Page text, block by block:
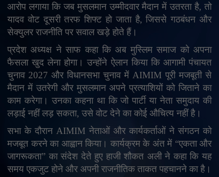
आरोप लगाया कि जब मुसलमान उम्मीदवार मैदान में उतरता है,तो
यादव वोट दूसरी तरफ शिफ्ट हो जाता है,जिससे गठबंधन और
सेक्युलर राजनीति पर सवाल खड़े होते हैं।
प्रदेश अध्यक्ष ने साफ कहा कि अब मुस्लिम समाज को अपना
फैसला खुद लेना होगा। उन्होंने ऐलान किया कि आगामी पंचायत
चुनाव 2027 और विधानसभा चुनाव में AIMIM पूरी मजबूती से
मैदान में उतरेगी और मुसलमान अपने प्रत्याशियों को जिताने का
काम करेगा। उनका कहना था कि जो पार्टी या नेता समुदाय की
लड़ाई नहीं लड़ सकता, उसे वोट देने का कोई औचित्य नहीं है।
सभा के दौरान AIMIM नेताओं और कार्यकर्ताओं ने संगठन को
मजबूत करने का आह्वान किया। कार्यक्रम के अंत में “एकता और
जागरूकता” का संदेश देते हुए हाजी शौकत अली ने कहा कि यह
समय एकजुट होने और अपनी राजनीतिक ताकत पहचानने का है।